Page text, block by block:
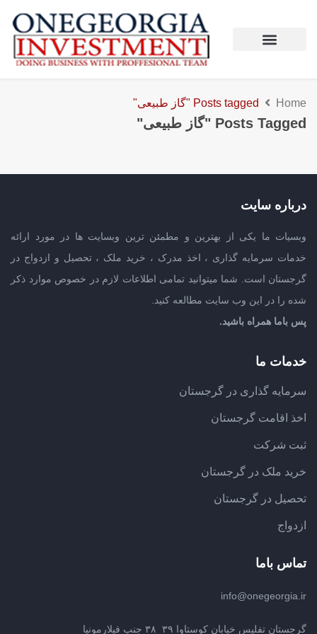
Home Posts tagged "گاز طبیعی"
Posts Tagged "گاز طبیعی"
درباره سایت
وبسیات ما یکی از بهترین و مطمئن ترین وبسایت ها در مورد ارائه
خدمات سرمایه گذاری ، اخذ مدرک ، خرید ملک ، تحصیل و ازدواج در
گرجستان است. شما میتوانید تمامی اطلاعات لازم در خصوص موارد ذکر
شده را در این وب سایت مطالعه کنید.
پس باما همراه باشید.
خدمات ما
سرمایه گذاری در گرجستان
اخذ اقامت گرجستان
ثبت شرکت
خرید ملک در گرجستان
تحصیل در گرجستان
ازدواج
تماس باما
info@onegeorgia.ir
گرجستان تفلیس خیابان کوستاوا ۳۹_۳۸ جنب فیلارمونیا